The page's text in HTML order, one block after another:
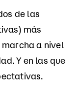
de las
más
marcha a nivel
Y en las que